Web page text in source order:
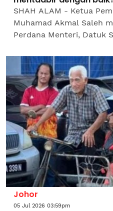
SHAH ALAM - Ketua
Muhamad Akmal Saleh
Perdana Menteri, Datuk
daripada kegagalan...
Johor
05 Jul 2026 03:59pm